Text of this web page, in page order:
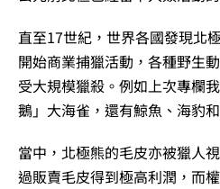
直至17世紀，世界各國發現北
開始商業捕獵活動，各種野生
受大規模獵殺。例如上次專欄
鵝」大海雀，還有鯨魚、海豹
當中，北極熊的毛皮亦被獵人
過販賣毛皮得到極高利潤，而